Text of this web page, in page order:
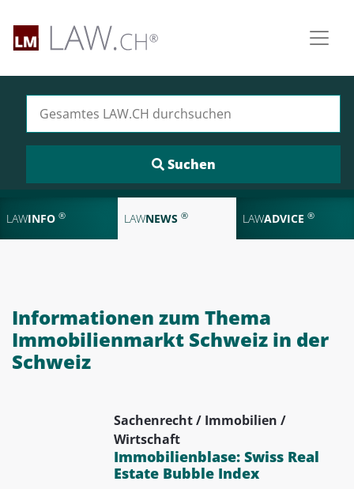
LAWINFO ® LAWNEWS ® LAWADVICE ®
Informationen zum Thema
Immobilienmarkt Schweiz in der
Schweiz
Sachenrecht / Immobilien /
Wirtschaft
Immobilienblase: Swiss Real
Estate Bubble Index